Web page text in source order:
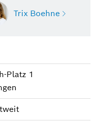
Trix Boehne
und
Platz 1